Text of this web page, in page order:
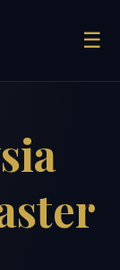
☰